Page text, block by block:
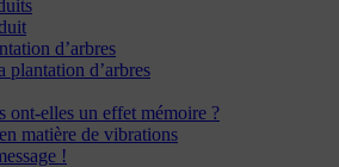
d’arbres
plantation d’arbres
ont-elles un effet mémoire ?
matière de vibrations
!